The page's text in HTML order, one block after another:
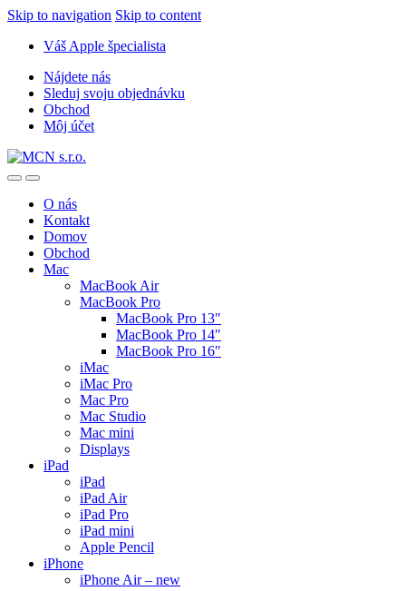
Skip to navigation Skip to content
Váš Apple špecialista
Nájdete nás
Sleduj svoju objednávku
Obchod
Môj účet
O nás
Kontakt
Domov
Obchod
Mac
MacBook Air
MacBook Pro
MacBook Pro 13″
MacBook Pro 14″
MacBook Pro 16″
iMac
iMac Pro
Mac Pro
Mac Studio
Mac mini
Displays
iPad
iPad
iPad Air
iPad Pro
iPad mini
Apple Pencil
iPhone
iPhone Air – new